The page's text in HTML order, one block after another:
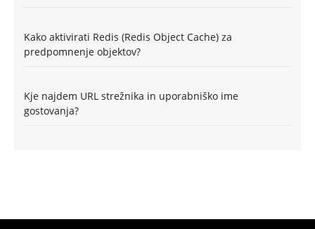
Kako aktivirati Redis (Redis Object Cache) za
predpomnenje objektov?
Kje najdem URL strežnika in uporabniško ime
gostovanja?